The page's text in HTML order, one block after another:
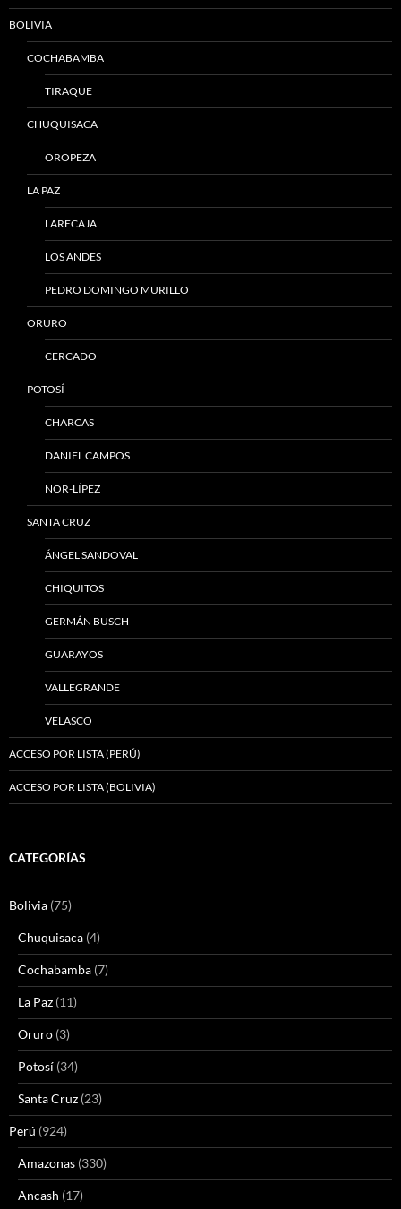
BOLIVIA
COCHABAMBA
TIRAQUE
CHUQUISACA
OROPEZA
LA PAZ
LARECAJA
LOS ANDES
PEDRO DOMINGO MURILLO
ORURO
CERCADO
POTOSÍ
CHARCAS
DANIEL CAMPOS
NOR-LÍPEZ
SANTA CRUZ
ÁNGEL SANDOVAL
CHIQUITOS
GERMÁN BUSCH
GUARAYOS
VALLEGRANDE
VELASCO
ACCESO POR LISTA (PERÚ)
ACCESO POR LISTA (BOLIVIA)
CATEGORÍAS
Bolivia (75)
Chuquisaca (4)
Cochabamba (7)
La Paz (11)
Oruro (3)
Potosí (34)
Santa Cruz (23)
Perú (924)
Amazonas (330)
Ancash (17)